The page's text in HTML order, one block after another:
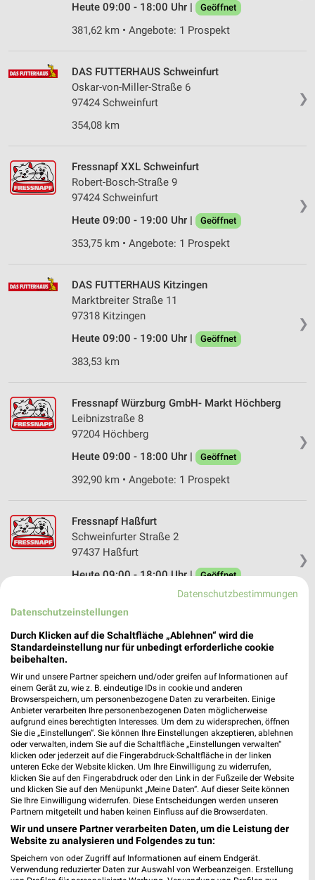
Heute 09:00 - 18:00 Uhr |
Geöffnet
381,62 km • Angebote: 1 Prospekt
❯
DAS FUTTERHAUS Schweinfurt
Oskar-von-Miller-Straße 6
97424 Schweinfurt
354,08 km
❯
Fressnapf XXL Schweinfurt
Robert-Bosch-Straße 9
97424 Schweinfurt
Heute 09:00 - 19:00 Uhr |
Geöffnet
353,75 km • Angebote: 1 Prospekt
❯
DAS FUTTERHAUS Kitzingen
Marktbreiter Straße 11
97318 Kitzingen
Heute 09:00 - 19:00 Uhr |
Geöffnet
383,53 km
❯
Fressnapf Würzburg GmbH- Markt Höchberg
Leibnizstraße 8
97204 Höchberg
Heute 09:00 - 18:00 Uhr |
Geöffnet
392,90 km • Angebote: 1 Prospekt
❯
Fressnapf Haßfurt
Schweinfurter Straße 2
97437 Haßfurt
Heute 09:00 - 18:00 Uhr | Geöffnet
342,47 km • Angebote: 1 Prospekt
Fressnapf Bad Kissingen
Sieboldstraße 1
97688 Bad Kissingen
Heute 09:00 - 18:00 Uhr | Geöffnet
345,29 km • Angebote: 1 Prospekt
ZOO & Co. Wertheim
Weingärtnerstr. 3
97877 Wertheim
Heute 09:00 - 16:00 Uhr | Geöffnet
409,49 km • Angebote: 1 Prospekt
Fressnapf Bad Neustadt an der Saale
Datenschutzbestimmungen
Datenschutzeinstellungen
Durch Klicken auf die Schaltfläche „Ablehnen“ wird die
Standardeinstellung nur für unbedingt erforderliche cookie
beibehalten.
Wir und unsere Partner speichern und/oder greifen auf Informationen auf
einem Gerät zu, wie z. B. eindeutige IDs in cookie und anderen
Browserspeichern, um personenbezogene Daten zu verarbeiten. Einige
Anbieter verarbeiten Ihre personenbezogenen Daten möglicherweise
aufgrund eines berechtigten Interesses. Um dem zu widersprechen, öffnen
Sie die „Einstellungen“. Sie können Ihre Einstellungen akzeptieren, ablehnen
oder verwalten, indem Sie auf die Schaltfläche „Einstellungen verwalten“
klicken oder jederzeit auf die Fingerabdruck-Schaltfläche in der linken
unteren Ecke der Website klicken. Um Ihre Einwilligung zu widerrufen,
klicken Sie auf den Fingerabdruck oder den Link in der Fußzeile der Website
und klicken Sie auf den Menüpunkt „Meine Daten“. Auf dieser Seite können
Sie Ihre Einwilligung widerrufen. Diese Entscheidungen werden unseren
Partnern mitgeteilt und haben keinen Einfluss auf die Browserdaten.
Wir und unsere Partner verarbeiten Daten, um die Leistung der
Website zu analysieren und Folgendes zu tun:
Speichern von oder Zugriff auf Informationen auf einem Endgerät.
Verwendung reduzierter Daten zur Auswahl von Werbeanzeigen. Erstellung